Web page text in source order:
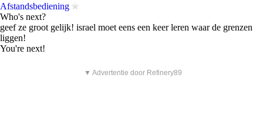
Afstandsbediening
Who's next?
geef ze groot gelijk! israel moet eens een keer leren waar de grenzen
liggen!
You're next!
▼ Advertentie door Refinery89